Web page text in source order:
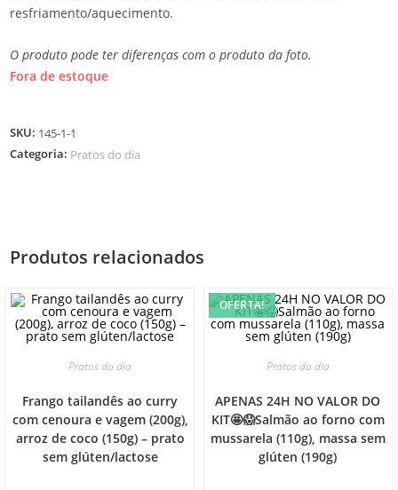
resfriamento/aquecimento.
O produto pode ter diferenças com o produto da foto.
Fora de estoque
SKU: 145-1-1
Categoria: Pratos do dia
Produtos relacionados
Pratos do dia
Frango tailandês ao curry
com cenoura e vagem (200g),
arroz de coco (150g) – prato
sem glúten/lactose
OFERTA!
Pratos do dia
APENAS 24H NO VALOR DO
KIT🤩😱Salmão ao forno com
mussarela (110g), massa sem
glúten (190g)